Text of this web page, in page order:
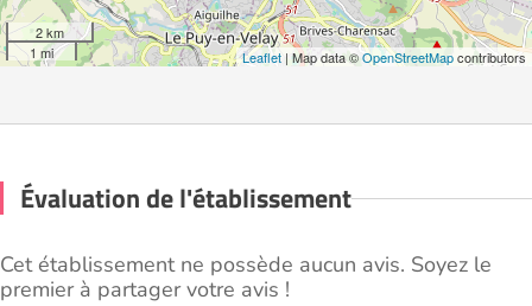
2 km
1 mi
Leaflet | Map data ©OpenStreetMapcontributors
Évaluation de l'établissement
Cet établissement ne possède aucun avis. Soyez le
premier à partager votre avis !